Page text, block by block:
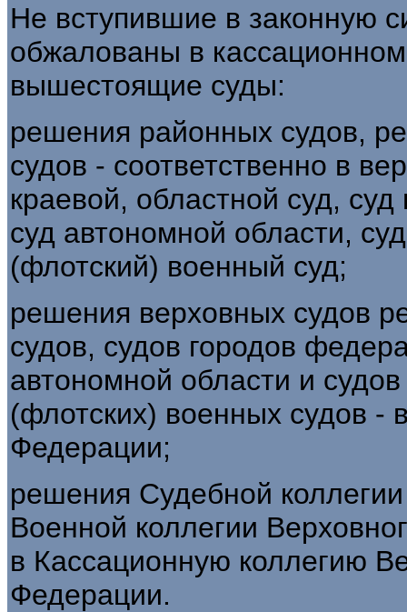
Не вступившие в законную
обжалованы в
вышестоящие суды:
решения районных судов,
судов - соответственно в
краевой, областной суд,
суд автономной области,
(флотский) военный суд;
решения верховных судов
судов, судов городов
автономной области и
(флотских) военных судов -
Федерации;
решения Судебной
Военной коллегии
в Кассационную коллегию
Федерации.